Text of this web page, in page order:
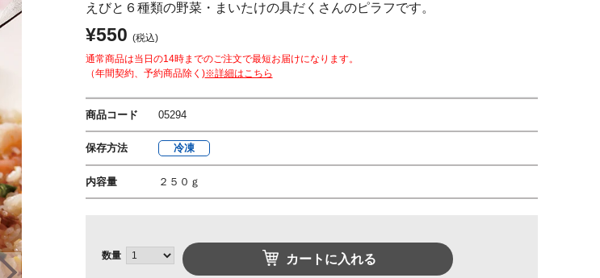
えびと６種類の野菜・まいたけの具だくさんのピラフです。
¥550 (税込)
通常商品は当日の14時までのご注文で最短お届けになります。
（年間契約、予約商品除く)※詳細はこちら
商品コード 05294
保存方法 冷凍
内容量 ２５０ｇ
数量 カートに入れる